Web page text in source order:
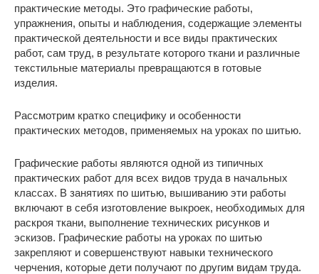
практические методы. Это графические работы,
упражнения, опыты и наблюдения, содержащие элементы
практической деятельности и все виды практических
работ, сам труд, в результате которого ткани и различные
текстильные материалы превращаются в готовые
изделия.
Рассмотрим кратко специфику и особенности
практических методов, применяемых на уроках по шитью.
Графические работы являются одной из типичных
практических работ для всех видов труда в начальных
классах. В занятиях по шитью, вышиванию эти работы
включают в себя изготовление выкроек, необходимых для
раскроя ткани, выполнение технических рисунков и
эскизов. Графические работы на уроках по шитью
закрепляют и совершенствуют навыки технического
черчения, которые дети получают по другим видам труда.